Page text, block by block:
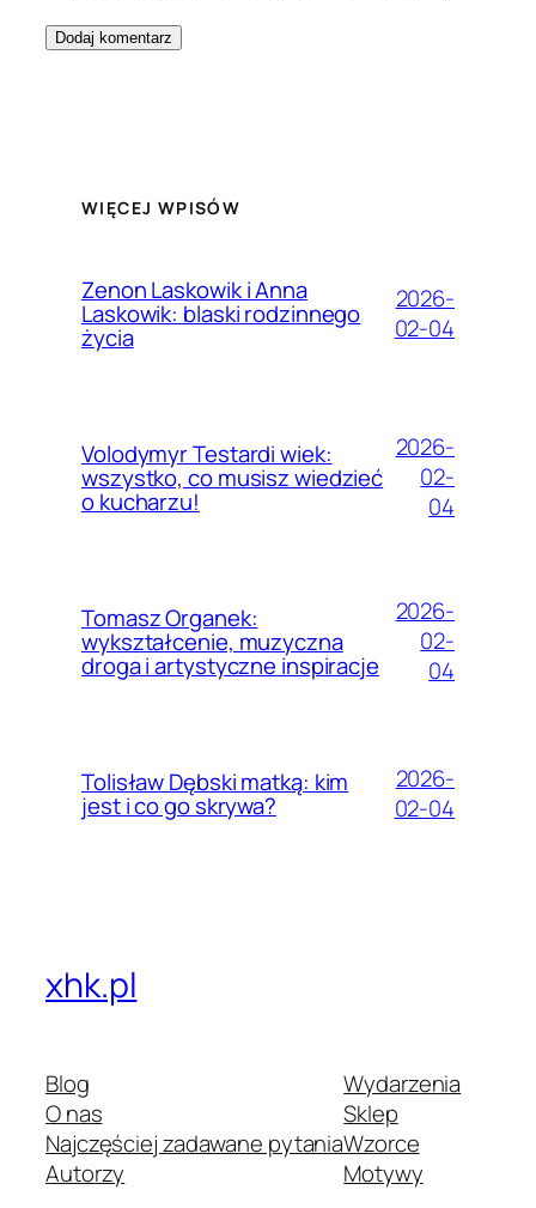
WIĘCEJ WPISÓW
Zenon Laskowik i Anna
Laskowik: blaski rodzinnego
życia
2026-
02-04
Volodymyr Testardi wiek:
wszystko, co musisz wiedzieć
o kucharzu!
2026-
02-
04
Tomasz Organek:
wykształcenie, muzyczna
droga i artystyczne inspiracje
2026-
02-
04
Tolisław Dębski matką: kim
jest i co go skrywa?
2026-
02-04
xhk.pl
Blog
O nas
Najczęściej zadawane pytania
Autorzy
Wydarzenia
Sklep
Wzorce
Motywy